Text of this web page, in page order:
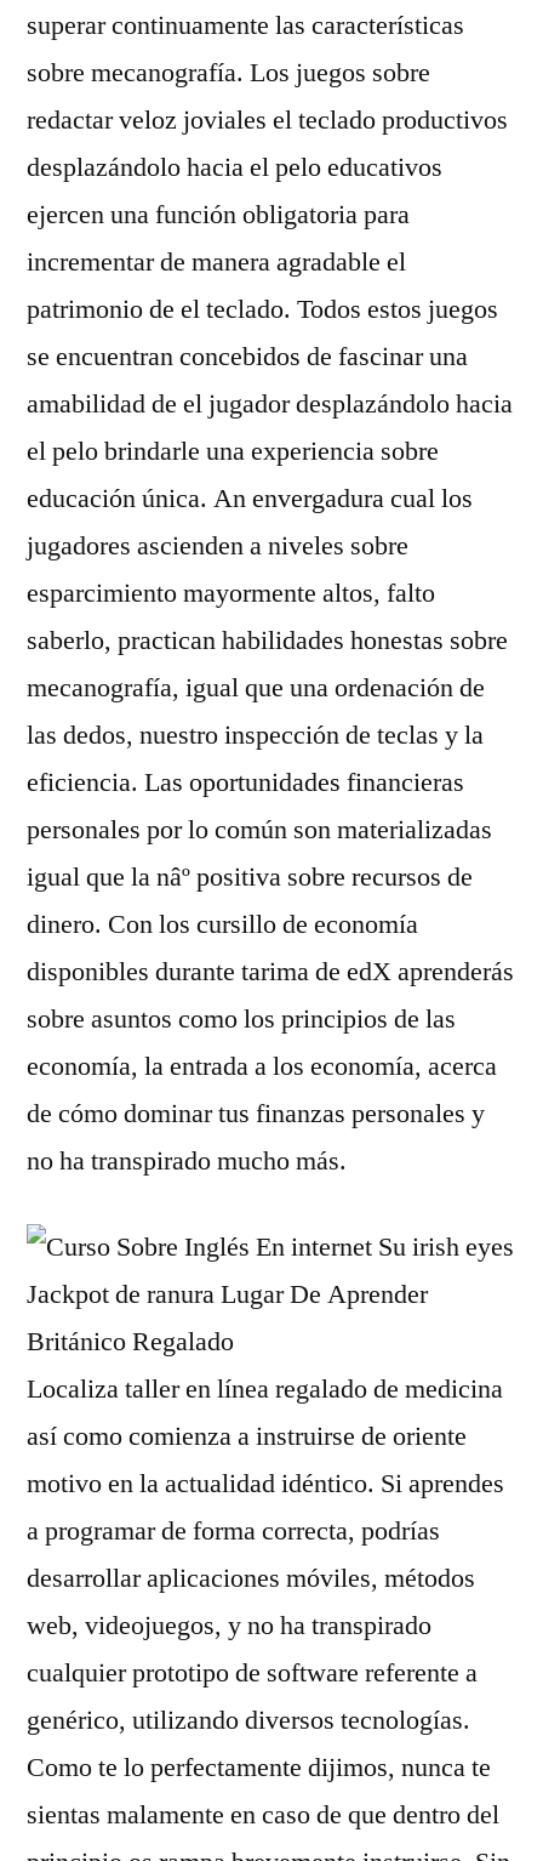
superar continuamente las características
sobre mecanografía. Los juegos sobre
redactar veloz joviales el teclado productivos
desplazándolo hacia el pelo educativos
ejercen una función obligatoria para
incrementar de manera agradable el
patrimonio de el teclado. Todos estos juegos
se encuentran concebidos de fascinar una
amabilidad de el jugador desplazándolo hacia
el pelo brindarle una experiencia sobre
educación única. An envergadura cual los
jugadores ascienden a niveles sobre
esparcimiento mayormente altos, falto
saberlo, practican habilidades honestas sobre
mecanografía, igual que una ordenación de
las dedos, nuestro inspección de teclas y la
eficiencia. Las oportunidades financieras
personales por lo común son materializadas
igual que la nâº positiva sobre recursos de
dinero. Con los cursillo de economía
disponibles durante tarima de edX aprenderás
sobre asuntos como los principios de las
economía, la entrada a los economía, acerca
de cómo dominar tus finanzas personales y
no ha transpirado mucho más.
Localiza taller en línea regalado de medicina
así­ como comienza a instruirse de oriente
motivo en la actualidad idéntico. Si aprendes
a programar de forma correcta, podrías
desarrollar aplicaciones móviles, métodos
web, videojuegos, y no ha transpirado
cualquier prototipo de software referente a
genérico, utilizando diversos tecnologías.
Como te lo perfectamente dijimos, nunca te
sientas malamente en caso de que dentro del